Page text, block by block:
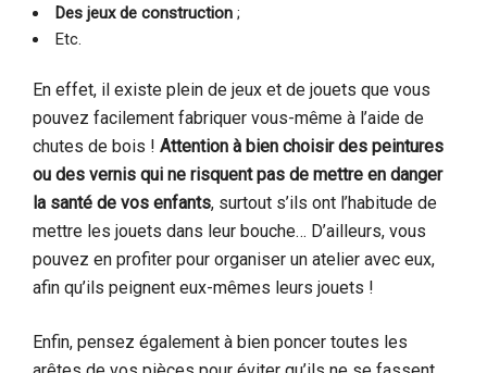
Des jeux de construction ;
Etc.
En effet, il existe plein de jeux et de jouets que vous
pouvez facilement fabriquer vous-même à l’aide de
chutes de bois ! Attention à bien choisir des peintures
ou des vernis qui ne risquent pas de mettre en danger
la santé de vos enfants, surtout s’ils ont l’habitude de
mettre les jouets dans leur bouche… D’ailleurs, vous
pouvez en profiter pour organiser un atelier avec eux,
afin qu’ils peignent eux-mêmes leurs jouets !
Enfin, pensez également à bien poncer toutes les